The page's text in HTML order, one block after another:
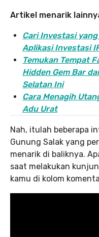
Artikel menarik
Cari Investasi
Aplikasi Investasi
Temukan Tempat
Hidden Gem Bar
Selatan Ini
Cara Menagih
Adu Urat
Nah, itulah beberapa
Gunung Salak yang
menarik di baliknya.
saat melakukan
kamu di kolom